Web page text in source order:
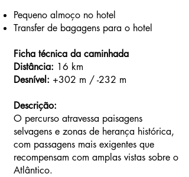
Pequeno almoço no hotel
Transfer de bagagens para o hotel
Ficha técnica da caminhada
Distância: 16 km
Desnível: +302 m / -232 m
Descrição:
O percurso atravessa paisagens
selvagens e zonas de herança histórica,
com passagens mais exigentes que
recompensam com amplas vistas sobre o
Atlântico.